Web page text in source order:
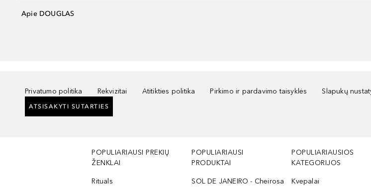
Apie DOUGLAS
Privatumo politika Rekvizitai Atitikties politika Pirkimo ir pardavimo taisyklės Slapukų
ATSISAKYTI SUTARTIES
POPULIARIAUSI PREKIŲ
ŽENKLAI
Rituals
POPULIARIAUSI
PRODUKTAI
SOL DE JANEIRO - Cheirosa
POPULIARIAUSIOS
KATEGORIJOS
Kvepalai